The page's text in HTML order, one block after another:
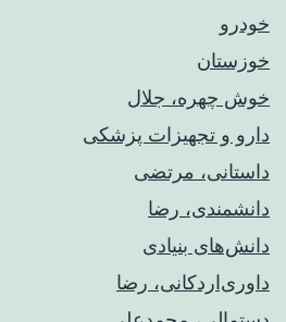
خودرو
خوزستان
خوش چهره، جلال
دارو و تجهیزات پزشکی
داستانی، مرتضی
دانشمندی، رضا
دانش‌های بنیادی
داوری‌اردکانی، رضا